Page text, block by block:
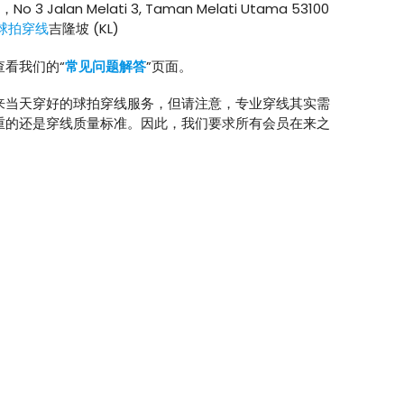
No 3 Jalan Melati 3, Taman Melati Utama 53100
拍穿线吉隆坡 (KL)
我们的“常见问题解答”页面。
天穿好的球拍穿线服务，但请注意，专业穿线其实需
还是穿线质量标准。因此，我们要求所有会员在来之